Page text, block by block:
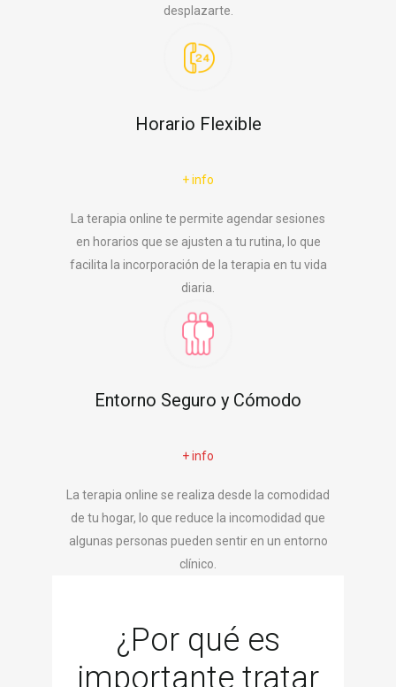
desplazarte.
Horario Flexible
+ info
La terapia online te permite agendar sesiones
en horarios que se ajusten a tu rutina, lo que
facilita la incorporación de la terapia en tu vida
diaria.
Entorno Seguro y Cómodo
+ info
La terapia online se realiza desde la comodidad
de tu hogar, lo que reduce la incomodidad que
algunas personas pueden sentir en un entorno
clínico.
¿Por qué es
importante tratar